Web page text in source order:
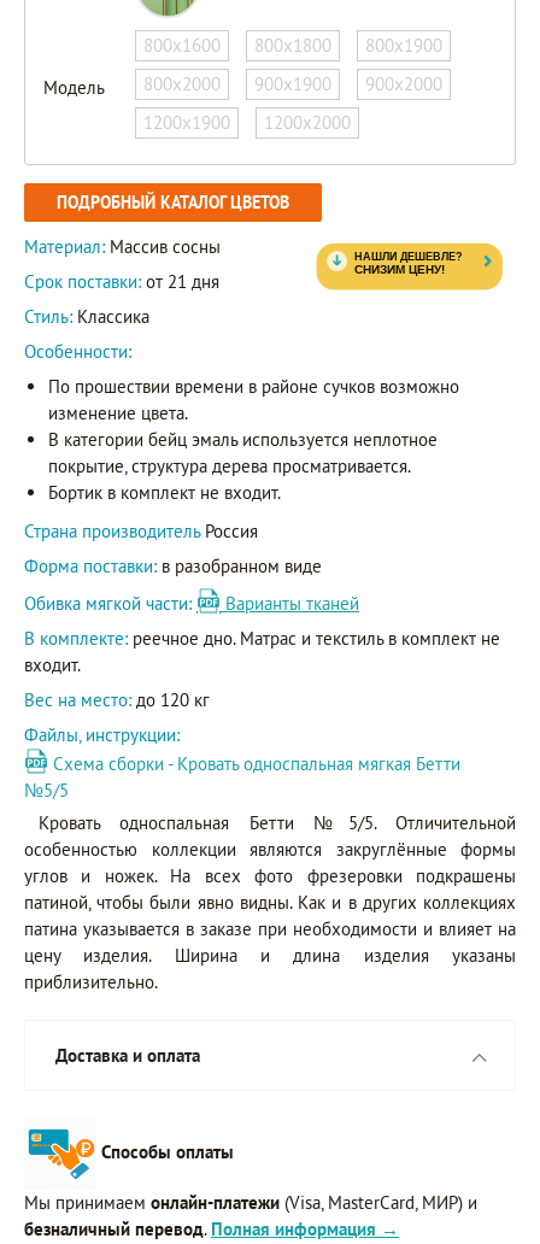
Модель
800х1600 800х1800
800х1900
800х2000
900х1900
900х2000
1200х1900
1200х2000
ПОДРОБНЫЙ КАТАЛОГ ЦВЕТОВ
Материал: Массив сосны
Срок поставки: от 21 дня
Стиль: Классика
Особенности:
По прошествии времени в районе сучков возможно
изменение цвета.
В категории бейц эмаль используется неплотное
покрытие, структура дерева просматривается.
Бортик в комплект не входит.
Страна производитель Россия
Форма поставки: в разобранном виде
Обивка мягкой части:
Варианты тканей
В комплекте: реечное дно. Матрас и текстиль в комплект не
входит.
Вес на место: до 120 кг
Файлы, инструкции:
Схема сборки - Кровать односпальная мягкая Бетти
№5/5
Кровать односпальная Бетти №5/5. Отличительной
особенностью коллекции являются закруглённые формы
углов и ножек. На всех фото фрезеровки подкрашены
патиной, чтобы были явно видны. Как и в других коллекциях
патина указывается в заказе при необходимости и влияет на
цену изделия. Ширина и длина изделия указаны
приблизительно.
Доставка и оплата
Способы оплаты
Мы принимаем онлайн-платежи (Visa, MasterCard, МИР) и
безналичный перевод. Полная информация →